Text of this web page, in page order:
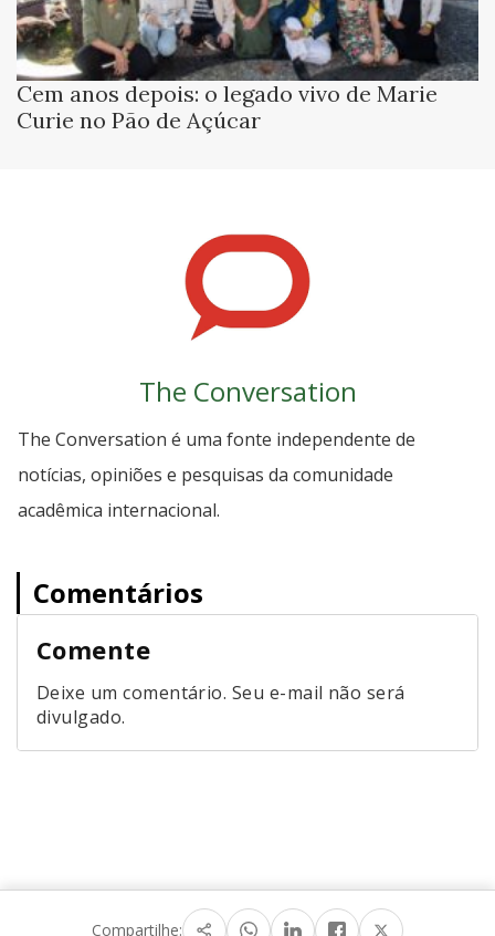
Cem anos depois: o legado vivo de Marie
Curie no Pão de Açúcar
The Conversation
The Conversation é uma fonte independente de
notícias, opiniões e pesquisas da comunidade
acadêmica internacional.
Comentários
Comente
Deixe um comentário. Seu e-mail não será
divulgado.
Compartilhe: